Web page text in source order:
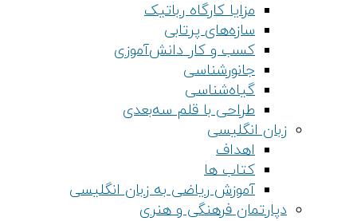
مزایا کارگاه رباتیک
سازه‌های پرتابی
کسب و کار دانش‌آموزی
جانورشناسی
گیاه‌شناسی
طراحی با قلم سه‌بعدی
زبان انگلیسی
اهداف
کتاب ها
آموزش ریاضی به زبان انگلیسی
دپارتمان فرهنگی و هنری